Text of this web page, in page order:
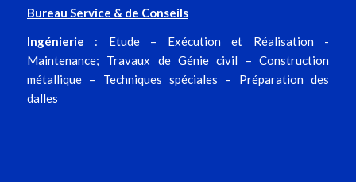
Bureau Service & de Conseils
Ingénierie : Etude – Exécution et Réalisation -
Maintenance; Travaux de Génie civil – Construction
métallique – Techniques spéciales – Préparation des
dalles